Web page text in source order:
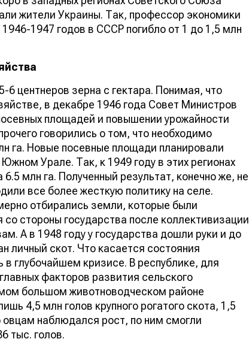
жители Украины. Так, профессор экономики
1947 годов в СССР погибло от 1 до 1,5 млн
6 центнеров зерна с гектара. Понимая, что
в декабре 1946 года Совет Министров
площадей и повышении урожайности
говорились о том, что необходимо
га. Новые посевные площади планировали
Урале. Так, к 1949 году в этих регионах
млн га. Полученный результат, конечно же, не
все более жесткую политику на селе.
отбирались земли, которые были
стороны государства после коллективизации
А в 1948 году у государства дошли руки и до
личный скот. Что касается состояния
глубочайшем кризисе. В республике, для
факторов развития сельского
большом животноводческом районе
4,5 млн голов крупного рогатого скота, 1,5
наблюдался рост, по ним смогли
тыс. голов.